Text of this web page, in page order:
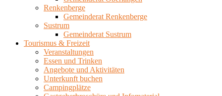
Renkenberge
Gemeinderat Renkenberge
Sustrum
Gemeinderat Sustrum
Tourismus & Freizeit
Veranstaltungen
Essen und Trinken
Angebote und Aktivitäten
Unterkunft buchen
Campingplätze